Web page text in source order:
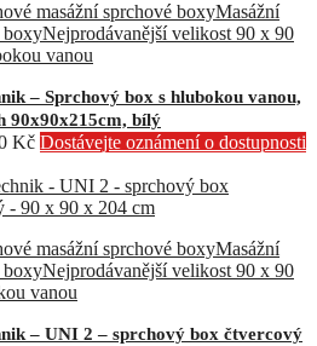
masážní sprchové boxyMasážní
boxyNejprodávanější velikost 90 x 90
vanou
– Sprchový box s hlubokou vanou,
90x90x215cm, bílý
Kč Dostávejte oznámení o dostupnosti
masážní sprchové boxyMasážní
boxyNejprodávanější velikost 90 x 90
vanou
– UNI 2 – sprchový box čtvercový